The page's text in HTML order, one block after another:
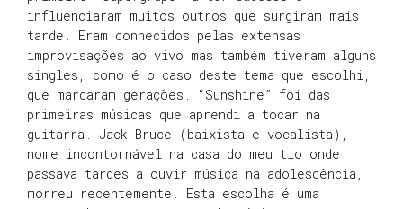
influenciaram muitos outros que surgiram mais
tarde. Eram conhecidos pelas extensas
improvisações ao vivo mas também tiveram alguns
singles, como é o caso deste tema que escolhi,
que marcaram gerações. “Sunshine” foi das
primeiras músicas que aprendi a tocar na
guitarra. Jack Bruce (baixista e vocalista),
nome incontornável na casa do meu tio onde
passava tardes a ouvir música na adolescência,
morreu recentemente. Esta escolha é uma